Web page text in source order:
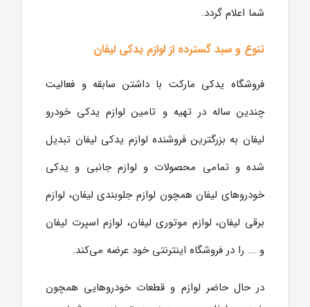
شما اعلام گردد.
تنوع و سبد گسترده از لوازم یدکی لیفان
فروشگاه یدکی مارکت با داشتن سابقه و فعالیت
چندین ساله در تهیه و تامین لوازم یدکی خودرو
لیفان به بزرگترین فروشنده لوازم یدکی لیفان تبدیل
شده و تمامی محصولات و لوازم جانبی و یدکی
خودروهای لیفان همچون لوازم جلوبندی لیفان، لوازم
برقی لیفان، لوازم موتوری لیفان، لوازم اسپرت لیفان
و ... را در فروشگاه اینترنتی خود عرضه می‌کند.
در حال حاضر لوازم و قطعات خودروهایی همچون